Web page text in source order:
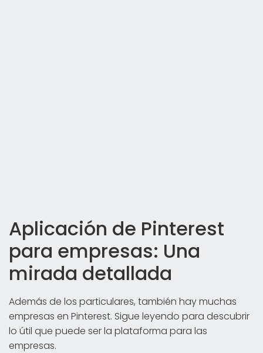
Aplicación de Pinterest
para empresas: Una
mirada detallada
Además de los particulares, también hay muchas
empresas en Pinterest. Sigue leyendo para descubrir
lo útil que puede ser la plataforma para las
empresas.